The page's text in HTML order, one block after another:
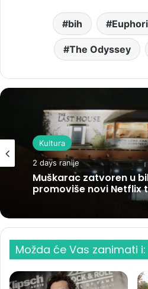
bih
The Odyssey
Kultura
2 days ranije
Muškarac zatvoren u
promoviše novi Netflix
Možda će Vas zanimati i: